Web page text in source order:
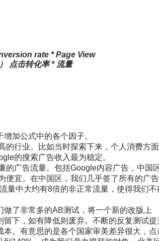
rate * Page View
点击转化率* 流量
加公式中的各个因子。
的行业。比如当时探索下来，个人消费方
的搜索广告收入最为稳定。
的广告流量。包括Google内容广告，中国
便宜。在中国区，我们几乎签了所有的广
量中大约有8倍的非正常流量，使得我们不
做了非常多的AB测试，将一个新的改版上
下，如有降低则废弃。不断的反复测试提
。有意思的是各个国家审美差异很大，点